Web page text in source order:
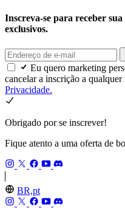
Inscreva-se para receber
exclusivos.
Eu quero marketing
cancelar a inscrição a qualquer
Privacidade.
Obrigado por se inscrever!
Fique atento a uma oferta de
BR,pt